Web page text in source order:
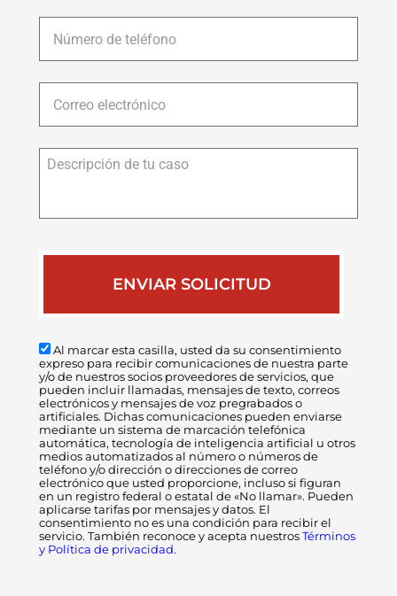
Número
de
teléfono *
Correo
electrónico *
Descripción
Al marcar esta casilla, usted da su consentimiento
expreso para recibir comunicaciones de nuestra parte
y/o de nuestros socios proveedores de servicios, que
pueden incluir llamadas, mensajes de texto, correos
electrónicos y mensajes de voz pregrabados o
artificiales. Dichas comunicaciones pueden enviarse
mediante un sistema de marcación telefónica
automática, tecnología de inteligencia artificial u otros
medios automatizados al número o números de
teléfono y/o dirección o direcciones de correo
electrónico que usted proporcione, incluso si figuran
en un registro federal o estatal de «No llamar». Pueden
aplicarse tarifas por mensajes y datos. El
consentimiento no es una condición para recibir el
servicio. También reconoce y acepta nuestros Términos
y Política de privacidad.